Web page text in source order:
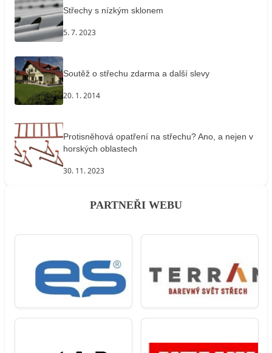
Střechy s nízkým sklonem
5. 7. 2023
Soutěž o střechu zdarma a další slevy
20. 1. 2014
Protisněhová opatření na střechu? Ano, a nejen v
horských oblastech
30. 11. 2023
PARTNEŘI WEBU